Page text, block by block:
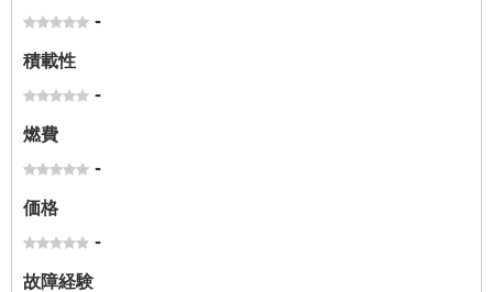
-
積載性
-
燃費
-
価格
-
故障経験